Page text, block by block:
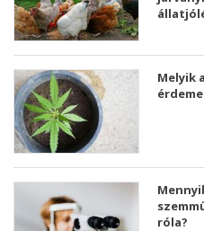
Melyik
róla?